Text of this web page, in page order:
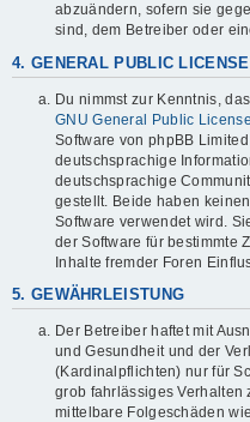
abzuändern, sofern sie
sind, dem Betreiber oder
4. GENERAL PUBLIC LICENSE
Du nimmst zur Kenntnis,
GNU General Public
Software von phpBB
deutschsprachige
deutschsprachige
gestellt. Beide haben
Software verwendet wird.
der Software für bestimmte
Inhalte fremder Foren
5. GEWÄHRLEISTUNG
Der Betreiber haftet mit
und Gesundheit und der
(Kardinalpflichten) nur für
grob fahrlässiges Verhalten
mittelbare Folgeschäden